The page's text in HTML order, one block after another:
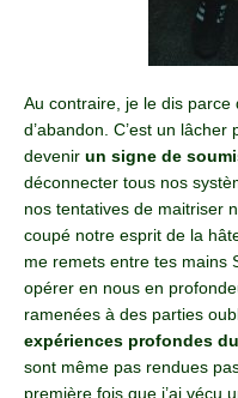
Au contraire, je le dis parce
d’abandon. C’est un
devenir un signe de
déconnecter tous nos
nos tentatives de maitriser
coupé notre esprit de la
me remets entre tes mains
opérer en nous en
ramenées à des parties
expériences profondes
sont même pas rendues
première fois que j’ai vécu